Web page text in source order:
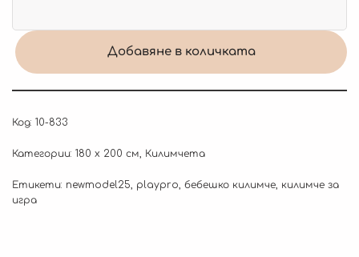
Добавяне в количката
Код: 10-833
Категории: 180 x 200 см, Килимчета
Етикети: newmodel25, playpro, бебешко килимче, килимче за
игра